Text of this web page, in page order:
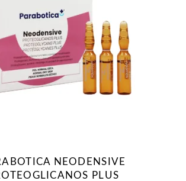
NEODENSIVE
PLUS